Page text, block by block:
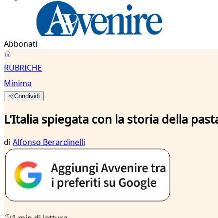
Abbonati
RUBRICHE
Minima
Condividi
L'Italia spiegata con la storia della
di Alfonso Berardinelli